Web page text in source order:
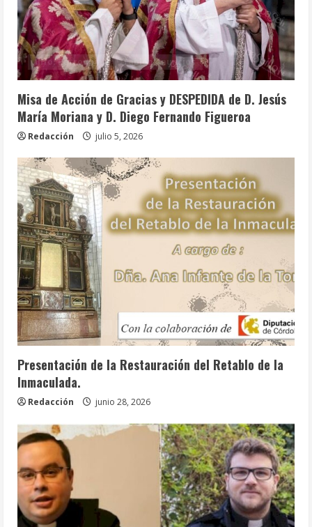
Info. Parroquial Tablón Anuncios
Misa de Acción de Gracias y DESPEDIDA de D. Jesús
María Moriana y D. Diego Fernando Figueroa
Redacción julio 5, 2026
Info. Parroquial Tablón Anuncios
Presentación de la Restauración del Retablo de la
Inmaculada.
Redacción junio 28, 2026